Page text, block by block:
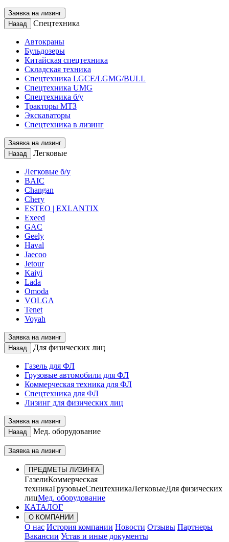
Заявка на лизинг
Назад
Спецтехника
Автокраны
Бульдозеры
Китайская спецтехника
Складская техника
Спецтехника LGCE/LGMG/BULL
Спецтехника UMG
Спецтехника б/у
Тракторы МТЗ
Экскаваторы
Спецтехника в лизинг
Заявка на лизинг
Назад
Легковые
Легковые б/у
BAIC
Changan
Chery
ESTEO | EXLANTIX
Exeed
GAC
Geely
Haval
Jaecoo
Jetour
Kaiyi
Lada
Omoda
VOLGA
Tenet
Voyah
Заявка на лизинг
Назад
Для физических лиц
Газель для ФЛ
Грузовые автомобили для ФЛ
Коммерческая техника для ФЛ
Спецтехника для ФЛ
Лизинг для физических лиц
Заявка на лизинг
Назад
Мед. оборудование
Заявка на лизинг
ПРЕДМЕТЫ ЛИЗИНГА
ГазелиКоммерческая
техникаГрузовыеСпецтехникаЛегковыеДля физических
лицМед. оборудование
КАТАЛОГ
О КОМПАНИИ
О нас История компании Новости Отзывы Партнеры
Вакансии Устав и иные документы